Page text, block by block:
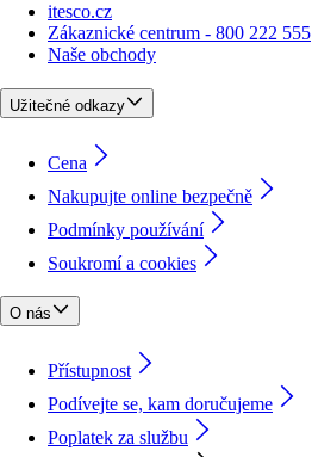
itesco.cz
Zákaznické centrum - 800 222 555
Naše obchody
Užitečné odkazy
Cena
Nakupujte online bezpečně
Podmínky používání
Soukromí a cookies
O nás
Přístupnost
Podívejte se, kam doručujeme
Poplatek za službu